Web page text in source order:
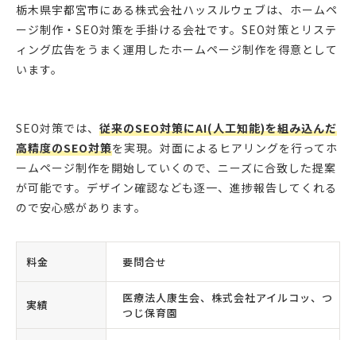
栃木県宇都宮市にある株式会社ハッスルウェブは、ホームペ
ージ制作・SEO対策を手掛ける会社です。SEO対策とリステ
ィング広告をうまく運用したホームページ制作を得意として
います。
SEO対策では、 従来のSEO対策にAI(人工知能)を組み込んだ
高精度のSEO対策を実現。対面によるヒアリングを行ってホ
ームページ制作を開始していくので、ニーズに合致した提案
が可能です。デザイン確認なども逐一、進捗報告してくれる
ので安心感があります。
料金 要問合せ
実績
医療法人康生会、株式会社アイルコッ、つ
つじ保育園